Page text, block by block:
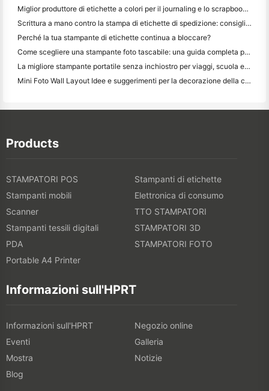
Miglior produttore di etichette a colori per il journaling e lo scrapbooking: aggiungere più colori ad ogni pagina
Scrittura a mano contro la stampa di etichette di spedizione: consigli per le piccole imprese nel 2026
Perché la tua stampante di etichette continua a bloccare?
Come scegliere una stampante foto tascabile: una guida completa per gli utenti di giornali, viaggi e iPhone
La migliore stampante portatile senza inchiostro per viaggi, scuola e lavoro mobile: Hanin MT620 Pro Recensione
Mini Foto Wall Layout Idee e suggerimenti per la decorazione della camera da letto e del dormitorio
Products
STAMPATORI POS
Stampanti di etichette
Stampanti mobili
Elettronica di consumo
Scanner
TTO STAMPATORI
Stampanti tessili digitali
STAMPATORI 3D
PDA
STAMPATORI FOTO
Portable A4 Printer
Informazioni sull'HPRT
Informazioni sull'HPRT
Negozio online
Eventi
Galleria
Mostra
Notizie
Blog